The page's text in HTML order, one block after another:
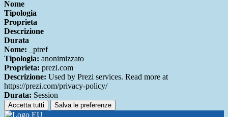
Nome
Tipologia
Proprieta
Descrizione
Durata
Nome: _ptref
Tipologia: anonimizzato
Proprieta: prezi.com
Descrizione: Used by Prezi services. Read more at
https://prezi.com/privacy-policy/
Durata: Session
Accetta tutti Salva le preferenze